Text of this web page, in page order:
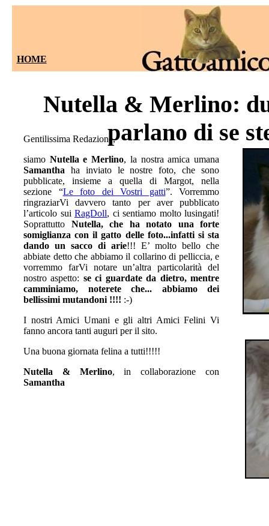
HOME
Nutella & Merlino:
parlano di se
Gentilissima Redazione,
siamo Nutella e Merlino, la nostra amica umana
Samantha ha inviato le nostre foto, che sono
pubblicate, insieme a quella di Margot, nella
sezione “Le foto dei Vostri gatti”. Vorremmo
ringraziarVi davvero tanto per aver pubblicato
l’articolo sui RagDoll, ci sentiamo molto lusingati!
Soprattutto Nutella, che ha notato una forte
somiglianza con il gatto delle foto...infatti si sta
dando un sacco di arie!!! E’ molto bello che
abbiate detto che abbiamo il collarino di pelliccia, e
vorremmo farVi notare un’altra particolarità del
nostro aspetto: se ci guardate da dietro, mentre
camminiamo, noterete che... abbiamo dei
bellissimi mutandoni !!!! :-)
I nostri Amici Umani e gli altri Amici Felini Vi
fanno ancora tanti auguri per il sito.
Una buona giornata felina a tutti!!!!!
Nutella & Merlino, in collaborazione con
Samantha